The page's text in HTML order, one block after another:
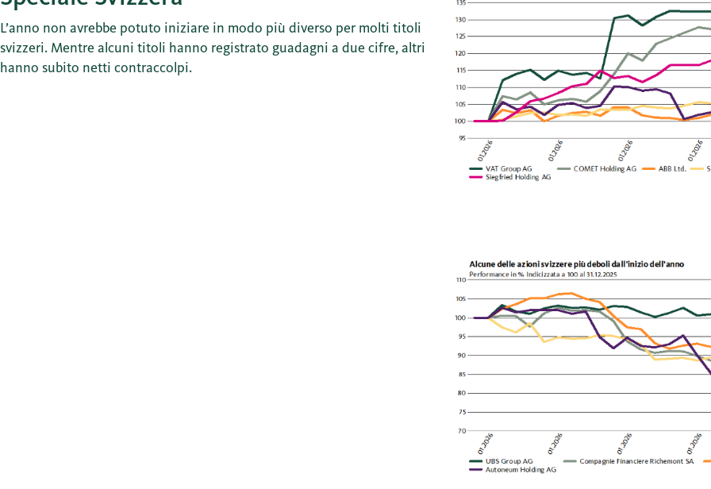
L’anno non avrebbe potuto iniziare in modo più diverso per molti titoli
svizzeri. Mentre alcuni titoli hanno registrato guadagni a due cifre, altri
hanno subito netti contraccolpi.